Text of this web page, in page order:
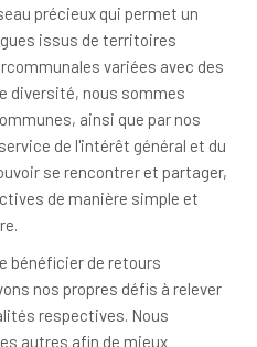
précieux qui permet un
issus de territoires
variées avec des
diversité, nous sommes
ainsi que par nos
de l'intérêt général et du
se rencontrer et partager,
de manière simple et
bénéficier de retours
nos propres défis à relever
respectives. Nous
autres afin de mieux